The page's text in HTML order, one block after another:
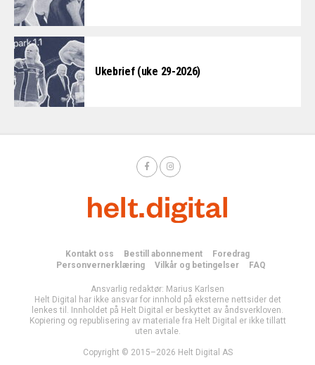
Ukebrief (uke 29-2026)
Kontakt oss Bestill abonnement
Foredrag
Personvernerklæring
Vilkår og betingelser FAQ
Ansvarlig redaktør: Marius Karlsen
Helt Digital har ikke ansvar for innhold på eksterne nettsider det
lenkes til. Innholdet på Helt Digital er beskyttet av åndsverkloven.
Kopiering og republisering av materiale fra Helt Digital er ikke tillatt
uten avtale.
Copyright © 2015–2026 Helt Digital AS